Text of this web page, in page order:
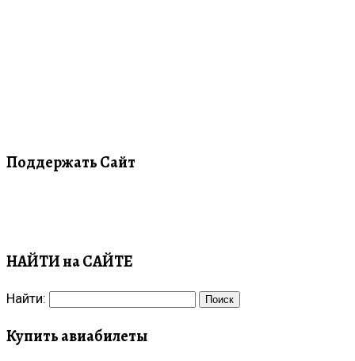
Поддержать Сайт
НАЙТИ на САЙТЕ
Найти:
Купить авиабилеты